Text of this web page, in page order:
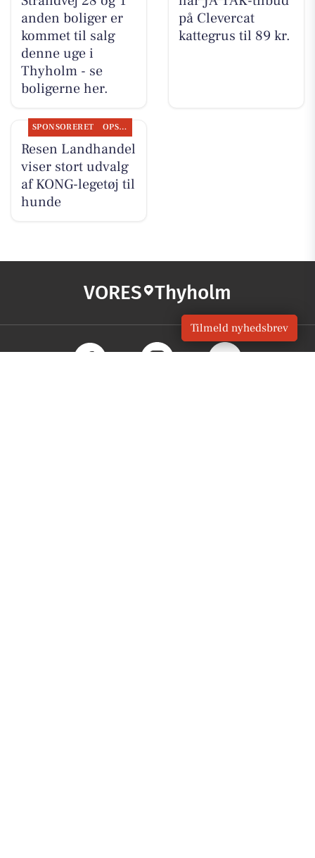
anden boliger er
kommet til salg
denne uge i
Thyholm - se
boligerne her.
på Clevercat
kattegrus til 89 kr.
SPONSORERET OPSLAGSTAVLEN
Resen Landhandel
viser stort udvalg
af KONG-legetøj til
hunde
VORES Thyholm
Tilmeld nyhedsbrev